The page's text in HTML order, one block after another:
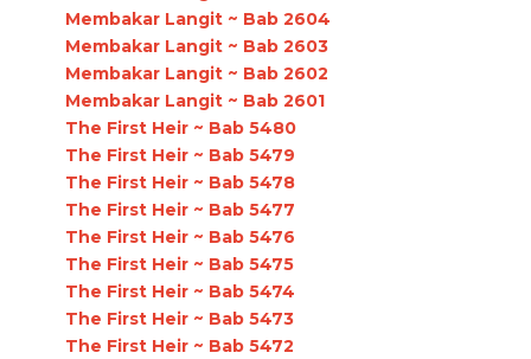
Membakar Langit ~ Bab 2604
Membakar Langit ~ Bab 2603
Membakar Langit ~ Bab 2602
Membakar Langit ~ Bab 2601
The First Heir ~ Bab 5480
The First Heir ~ Bab 5479
The First Heir ~ Bab 5478
The First Heir ~ Bab 5477
The First Heir ~ Bab 5476
The First Heir ~ Bab 5475
The First Heir ~ Bab 5474
The First Heir ~ Bab 5473
The First Heir ~ Bab 5472